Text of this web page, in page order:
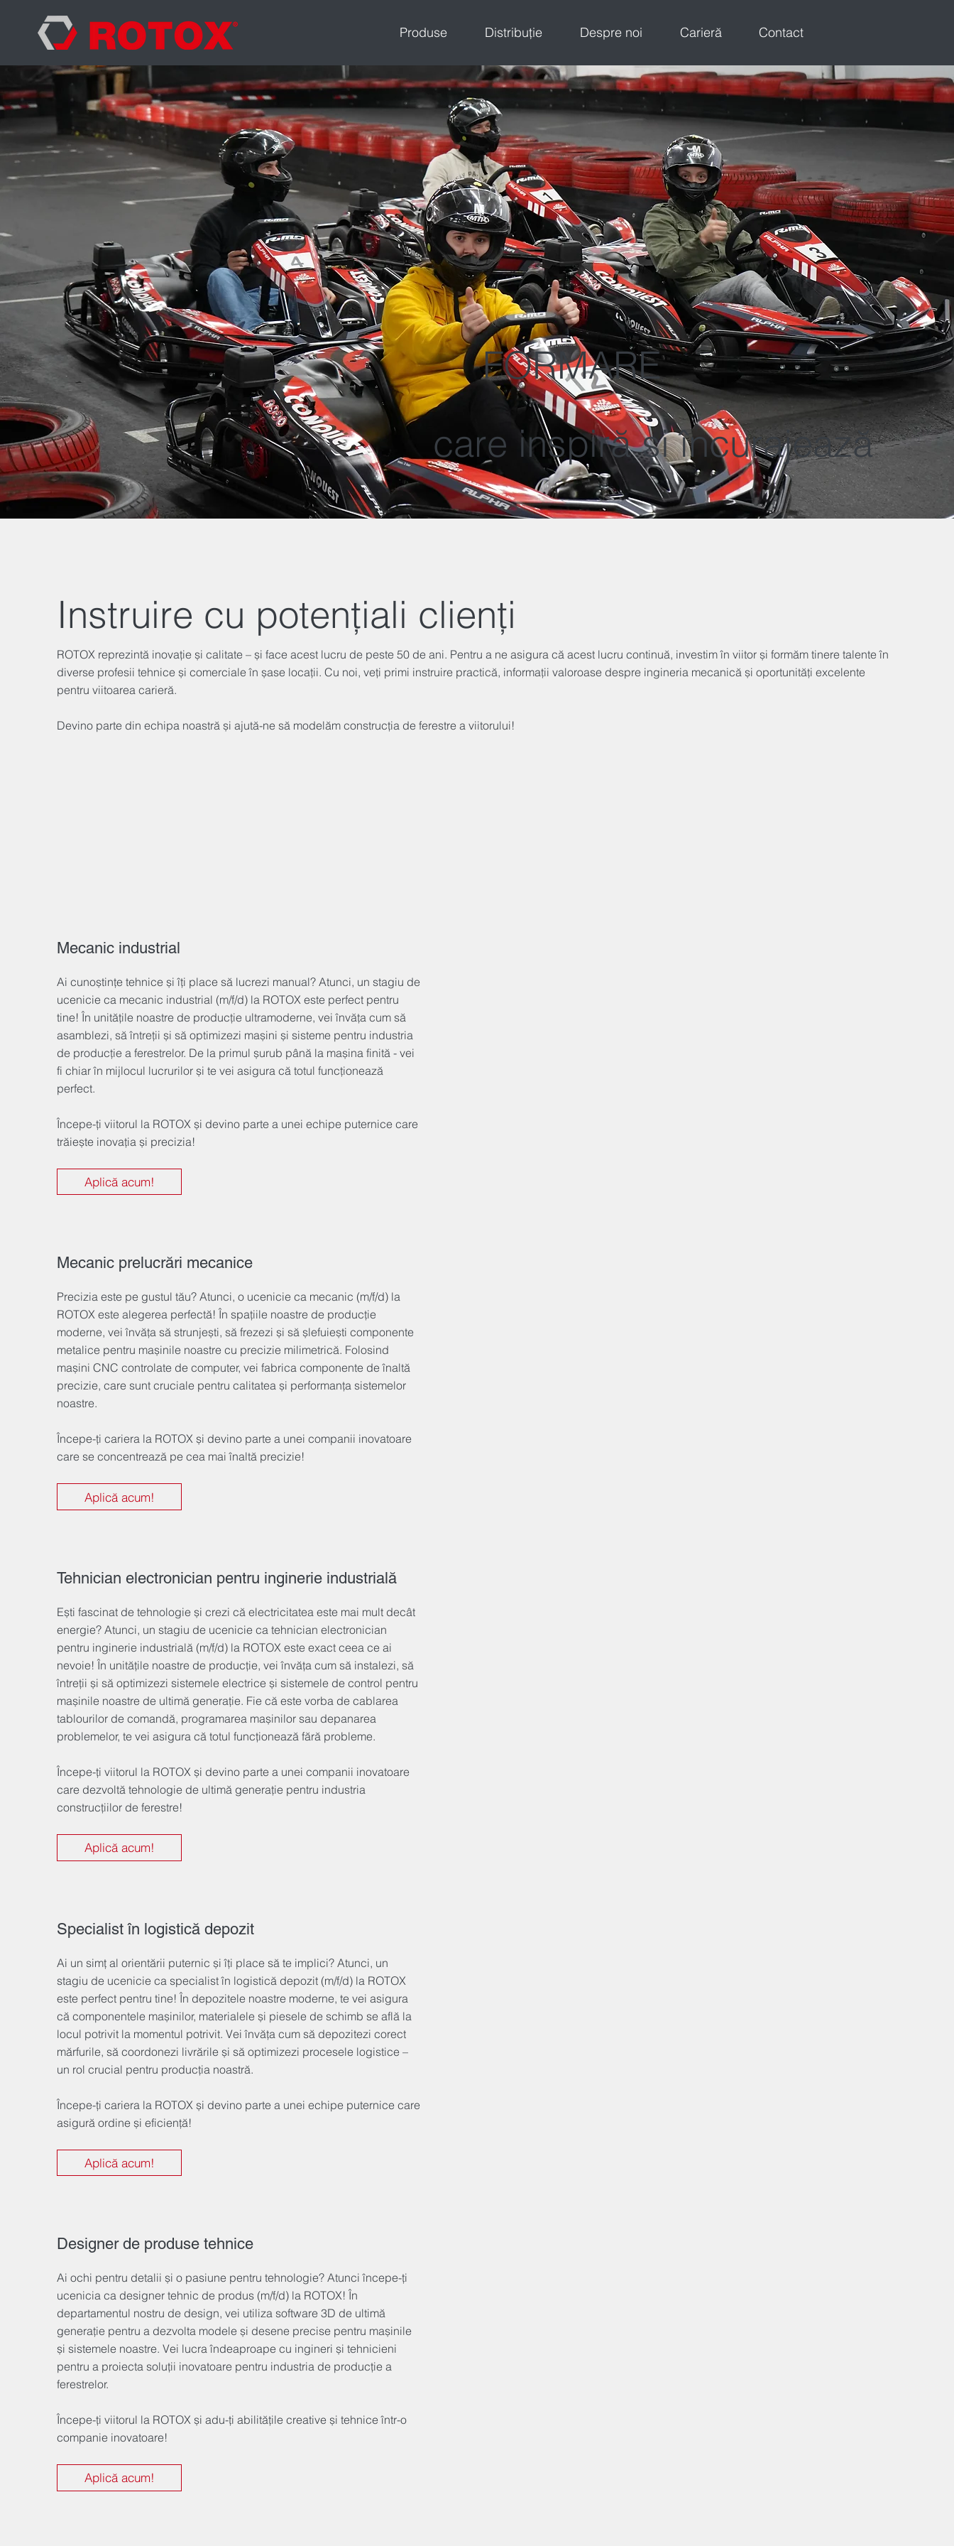
Produse Distribuție Despre noi Carieră Contact
FORMARE
care inspiră și încurajează
Instruire cu potențiali clienți
ROTOX reprezintă inovație și calitate – și face acest lucru de peste 50 de ani. Pentru a ne asigura că acest lucru continuă, investim în viitor și formăm tinere talente în
diverse profesii tehnice și comerciale în șase locații. Cu noi, veți primi instruire practică, informații valoroase despre ingineria mecanică și oportunități excelente
pentru viitoarea carieră.
Devino parte din echipa noastră și ajută-ne să modelăm construcția de ferestre a viitorului!
Mecanic industrial
Ai cunoștințe tehnice și îți place să lucrezi manual? Atunci, un stagiu de
ucenicie ca mecanic industrial (m/f/d) la ROTOX este perfect pentru
tine! În unitățile noastre de producție ultramoderne, vei învăța cum să
asamblezi, să întreții și să optimizezi mașini și sisteme pentru industria
de producție a ferestrelor. De la primul șurub până la mașina finită - vei
fi chiar în mijlocul lucrurilor și te vei asigura că totul funcționează
perfect.
Începe-ți viitorul la ROTOX și devino parte a unei echipe puternice care
trăiește inovația și precizia!
Aplică acum!
Mecanic prelucrări mecanice
Precizia este pe gustul tău? Atunci, o ucenicie ca mecanic (m/f/d) la
ROTOX este alegerea perfectă! În spațiile noastre de producție
moderne, vei învăța să strunjești, să frezezi și să șlefuiești componente
metalice pentru mașinile noastre cu precizie milimetrică. Folosind
mașini CNC controlate de computer, vei fabrica componente de înaltă
precizie, care sunt cruciale pentru calitatea și performanța sistemelor
noastre.
Începe-ți cariera la ROTOX și devino parte a unei companii inovatoare
care se concentrează pe cea mai înaltă precizie!
Aplică acum!
Tehnician electronician pentru inginerie industrială
Ești fascinat de tehnologie și crezi că electricitatea este mai mult decât
energie? Atunci, un stagiu de ucenicie ca tehnician electronician
pentru inginerie industrială (m/f/d) la ROTOX este exact ceea ce ai
nevoie! În unitățile noastre de producție, vei învăța cum să instalezi, să
întreții și să optimizezi sistemele electrice și sistemele de control pentru
mașinile noastre de ultimă generație. Fie că este vorba de cablarea
tablourilor de comandă, programarea mașinilor sau depanarea
problemelor, te vei asigura că totul funcționează fără probleme.
Începe-ți viitorul la ROTOX și devino parte a unei companii inovatoare
care dezvoltă tehnologie de ultimă generație pentru industria
construcțiilor de ferestre!
Aplică acum!
Specialist în logistică depozit
Ai un simț al orientării puternic și îți place să te implici? Atunci, un
stagiu de ucenicie ca specialist în logistică depozit (m/f/d) la ROTOX
este perfect pentru tine! În depozitele noastre moderne, te vei asigura
că componentele mașinilor, materialele și piesele de schimb se află la
locul potrivit la momentul potrivit. Vei învăța cum să depozitezi corect
mărfurile, să coordonezi livrările și să optimizezi procesele logistice –
un rol crucial pentru producția noastră.
Începe-ți cariera la ROTOX și devino parte a unei echipe puternice care
asigură ordine și eficiență!
Aplică acum!
Designer de produse tehnice
Ai ochi pentru detalii și o pasiune pentru tehnologie? Atunci începe-ți
ucenicia ca designer tehnic de produs (m/f/d) la ROTOX! În
departamentul nostru de design, vei utiliza software 3D de ultimă
generație pentru a dezvolta modele și desene precise pentru mașinile
și sistemele noastre. Vei lucra îndeaproape cu ingineri și tehnicieni
pentru a proiecta soluții inovatoare pentru industria de producție a
ferestrelor.
Începe-ți viitorul la ROTOX și adu-ți abilitățile creative și tehnice într-o
companie inovatoare!
Aplică acum!